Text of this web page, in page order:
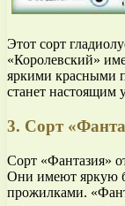
Этот сорт
«Королевский»
яркими красными
станет настоящим
3. Сорт
Сорт «Фантазия»
Они имеют яркую
прожилками.